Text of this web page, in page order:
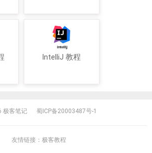
IntelliJ 教程
极客笔记 蜀ICP备20003487号-1
友情链接： 极客教程